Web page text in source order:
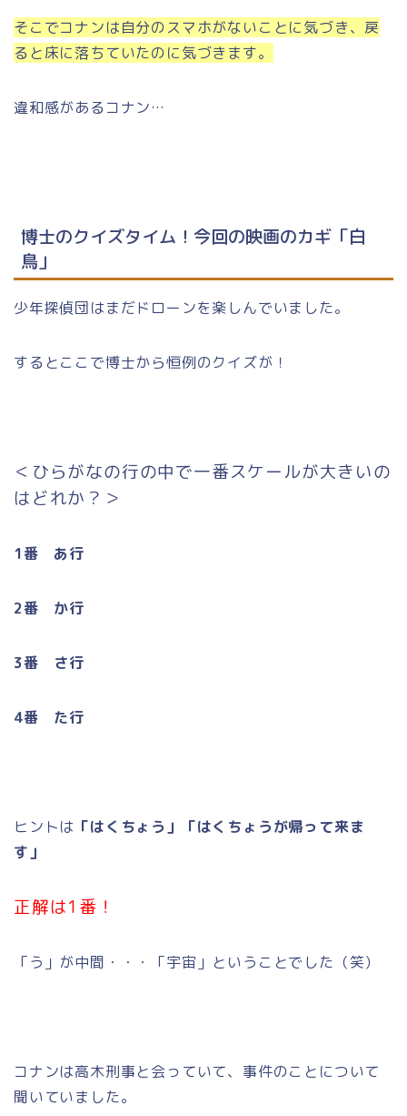
そこでコナンは自分のスマホがないことに気づき、戻
ると床に落ちていたのに気づきます。
違和感があるコナン…
博士のクイズタイム！今回の映画のカギ「白
鳥」
少年探偵団はまだドローンを楽しんでいました。
するとここで博士から恒例のクイズが！
＜ひらがなの行の中で一番スケールが大きいの
はどれか？＞
1番 あ行
2番 か行
3番 さ行
4番 た行
ヒントは 「はくちょう」「はくちょうが帰って来ま
す」
正解は1番！
「う」が中間・・・「宇宙」ということでした（笑）
コナンは高木刑事と会っていて、事件のことについて
聞いていました。